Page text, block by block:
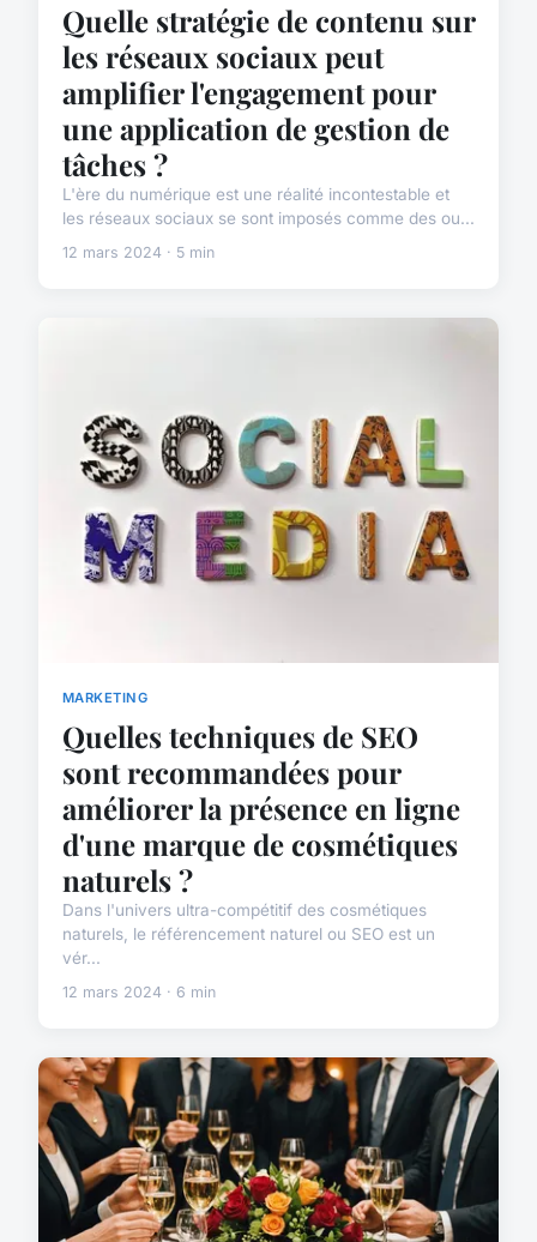
Quelle stratégie de contenu sur
les réseaux sociaux peut
amplifier l'engagement pour
une application de gestion de
tâches ?
L'ère du numérique est une réalité incontestable et
les réseaux sociaux se sont imposés comme des ou...
12 mars 2024 · 5 min
MARKETING
Quelles techniques de SEO
sont recommandées pour
améliorer la présence en ligne
d'une marque de cosmétiques
naturels ?
Dans l'univers ultra-compétitif des cosmétiques
naturels, le référencement naturel ou SEO est un
vér...
12 mars 2024 · 6 min